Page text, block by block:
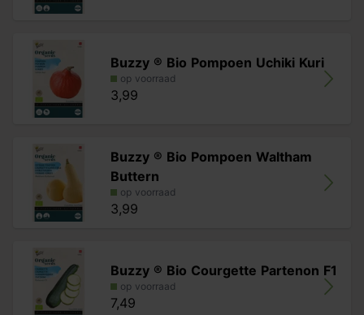
Buzzy ® Bio Pompoen Uchiki Kuri
op voorraad
3,99
Buzzy ® Bio Pompoen Waltham
Buttern
op voorraad
3,99
Buzzy ® Bio Courgette Partenon F1
op voorraad
7,49